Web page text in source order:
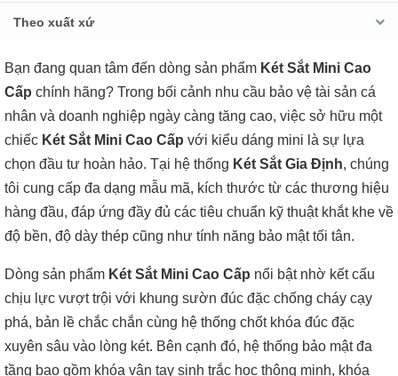
Theo xuất xứ
Bạn đang quan tâm đến dòng sản phẩm Két Sắt Mini Cao
Cấp chính hãng? Trong bối cảnh nhu cầu bảo vệ tài sản cá
nhân và doanh nghiệp ngày càng tăng cao, việc sở hữu một
chiếc Két Sắt Mini Cao Cấp với kiểu dáng mini là sự lựa
chọn đầu tư hoàn hảo. Tại hệ thống Két Sắt Gia Định, chúng
tôi cung cấp đa dạng mẫu mã, kích thước từ các thương hiệu
hàng đầu, đáp ứng đầy đủ các tiêu chuẩn kỹ thuật khắt khe về
độ bền, độ dày thép cũng như tính năng bảo mật tối tân.
Dòng sản phẩm Két Sắt Mini Cao Cấp nổi bật nhờ kết cấu
chịu lực vượt trội với khung sườn đúc đặc chống cháy cạy
phá, bản lề chắc chắn cùng hệ thống chốt khóa đúc đặc
xuyên sâu vào lòng két. Bên cạnh đó, hệ thống bảo mật đa
tầng bao gồm khóa vân tay sinh trắc học thông minh, khóa